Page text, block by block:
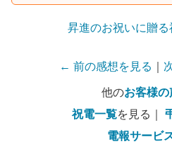
昇進のお祝いに贈
← 前の感想を見る
他のお客様の
祝電一覧を見る｜
電報サービ